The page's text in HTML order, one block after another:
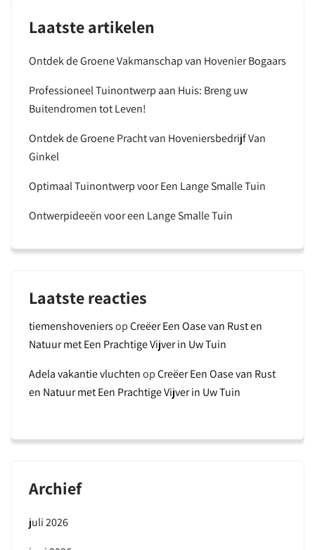
Laatste artikelen
Ontdek de Groene Vakmanschap van Hovenier Bogaars
Professioneel Tuinontwerp aan Huis: Breng uw
Buitendromen tot Leven!
Ontdek de Groene Pracht van Hoveniersbedrijf Van
Ginkel
Optimaal Tuinontwerp voor Een Lange Smalle Tuin
Ontwerpideeën voor een Lange Smalle Tuin
Laatste reacties
tiemenshoveniersopCreëer Een Oase van Rust en
Natuur met Een Prachtige Vijver in Uw Tuin
Adela vakantie vluchtenopCreëer Een Oase van Rust
en Natuur met Een Prachtige Vijver in Uw Tuin
Archief
juli 2026